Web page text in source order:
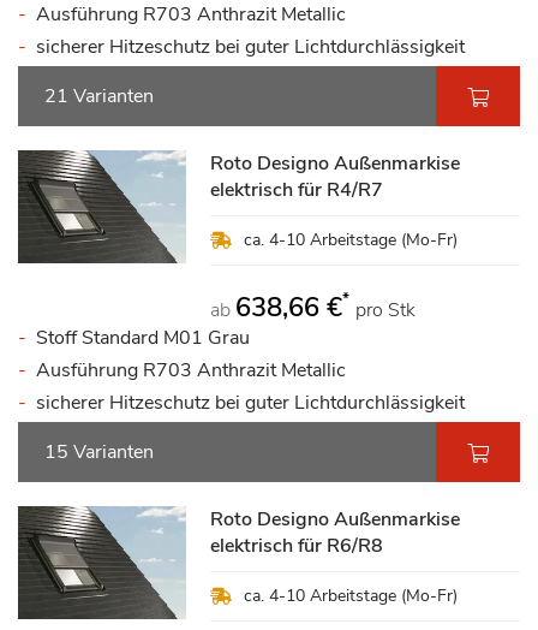
Ausführung R703 Anthrazit Metallic
sicherer Hitzeschutz bei guter Lichtdurchlässigkeit
21 Varianten
Roto Designo Außenmarkise
elektrisch für R4/R7
ca. 4-10 Arbeitstage (Mo-Fr)
ab 638,66 €* pro Stk
Stoff Standard M01 Grau
Ausführung R703 Anthrazit Metallic
sicherer Hitzeschutz bei guter Lichtdurchlässigkeit
15 Varianten
Roto Designo Außenmarkise
elektrisch für R6/R8
ca. 4-10 Arbeitstage (Mo-Fr)